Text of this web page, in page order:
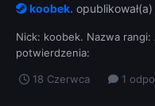
koobek.
Nick: koobek. Nazwa rangi:
potwierdzenia:
18 Czerwca 1